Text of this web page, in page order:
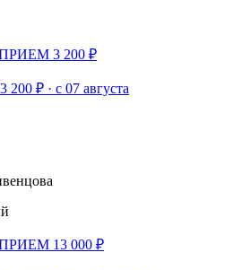
3 200 ₽
3 200 ₽ · с 07 августа
13 000 ₽